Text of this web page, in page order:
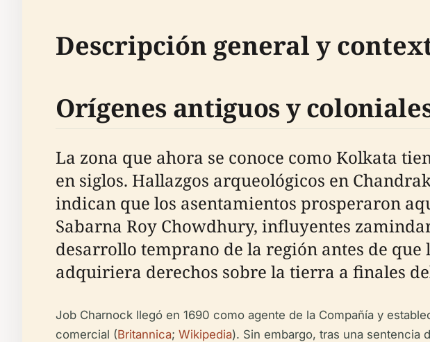
Descripción general y
Orígenes antiguos y
La zona que ahora se conoce como Kolkata
en siglos. Hallazgos arqueológicos en
indican que los asentamientos prosperaron
Sabarna Roy Chowdhury, influyentes
desarrollo temprano de la región antes de
adquiriera derechos sobre la tierra a finales
Job Charnock llegó en 1690 como agente de la Compañía y
comercial (Britannica; Wikipedia). Sin embargo, tras una sentencia